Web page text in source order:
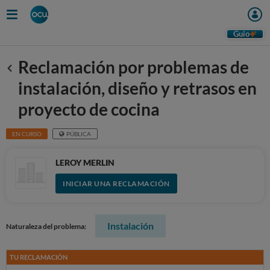
Guio
Anterior
Reclamación por problemas de
instalación, diseño y retrasos en
proyecto de cocina
EN CURSO PÚBLICA
LEROY MERLIN
INICIAR UNA RECLAMACIÓN
Naturaleza del problema: Instalación
TU RECLAMACIÓN